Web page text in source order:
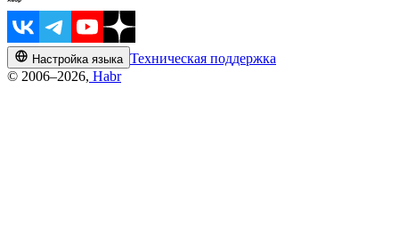
Настройка языка Техническая поддержка
© 2006–2026, Habr